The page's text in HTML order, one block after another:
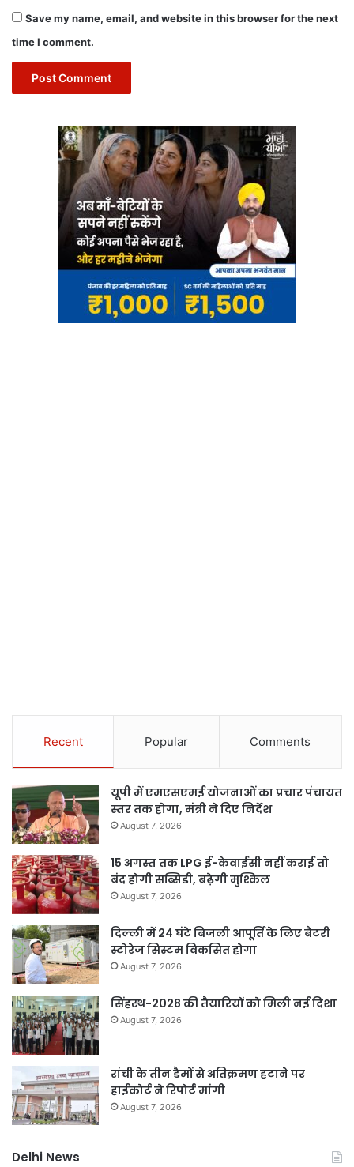
Save my name, email, and website in this browser for the next
time I comment.
Recent Popular Comments
यूपी में एमएसएमई योजनाओं का प्रचार पंचायत
स्तर तक होगा, मंत्री ने दिए निर्देश
August 7, 2026
15 अगस्त तक LPG ई-केवाईसी नहीं कराई तो
बंद होगी सब्सिडी, बढ़ेगी मुश्किल
August 7, 2026
दिल्ली में 24 घंटे बिजली आपूर्ति के लिए बैटरी
स्टोरेज सिस्टम विकसित होगा
August 7, 2026
सिंहस्थ-2028 की तैयारियों को मिली नई दिशा
August 7, 2026
रांची के तीन डैमों से अतिक्रमण हटाने पर
हाईकोर्ट ने रिपोर्ट मांगी
August 7, 2026
Delhi News